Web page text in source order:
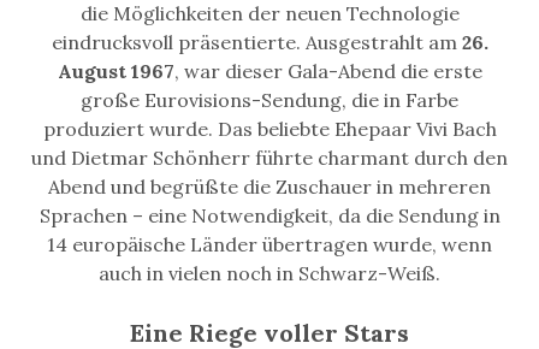
die Möglichkeiten der neuen Technologie
eindrucksvoll präsentierte. Ausgestrahlt am 26.
August 1967, war dieser Gala-Abend die erste
große Eurovisions-Sendung, die in Farbe
produziert wurde. Das beliebte Ehepaar Vivi Bach
und Dietmar Schönherr führte charmant durch den
Abend und begrüßte die Zuschauer in mehreren
Sprachen – eine Notwendigkeit, da die Sendung in
14 europäische Länder übertragen wurde, wenn
auch in vielen noch in Schwarz-Weiß.
Eine Riege voller Stars